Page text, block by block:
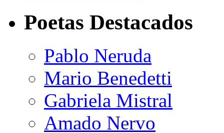
Poetas Destacados
Pablo Neruda
Mario Benedetti
Gabriela Mistral
Amado Nervo